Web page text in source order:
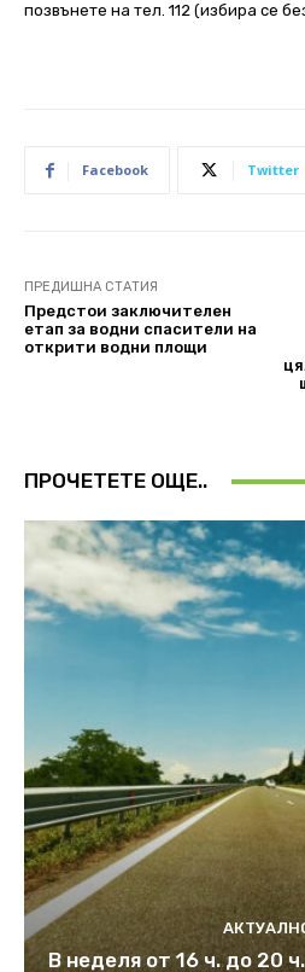
позвънете на тел. 112 (избира се
Facebook Twitter
ПРЕДИШНА СТАТИЯ
Предстои заключителен
етап за водни спасители на
открити водни площи
ПРОЧЕТЕТЕ ОЩЕ..
В неделя от 16 ч. до 20